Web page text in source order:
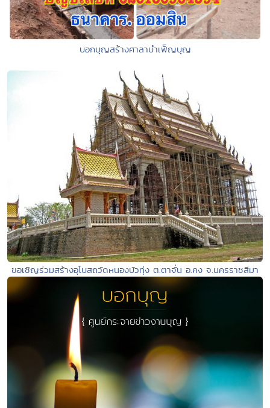
บอกบุญสร้างศาลาบำเพ็ญบุญ
ขอเชิญร่วมสร้างอุโบสถวัดหนองบัวทุ่ง ต.ตาจั่น อ.คง จ.นครราชสีมา